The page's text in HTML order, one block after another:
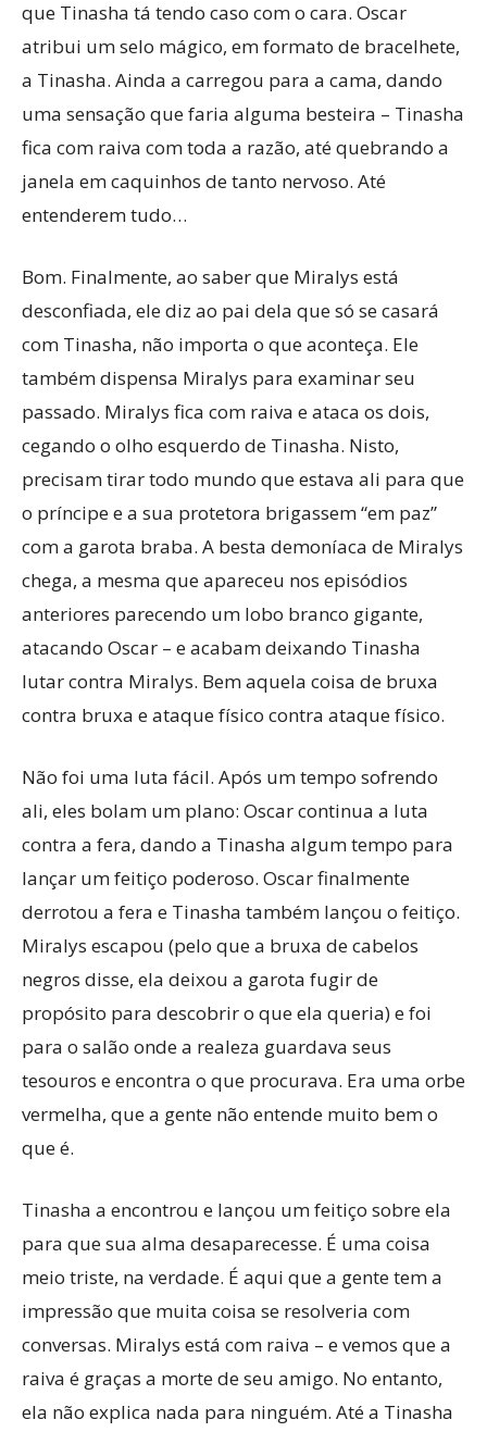
que Tinasha tá tendo caso com o cara. Oscar
atribui um selo mágico, em formato de bracelhete,
a Tinasha. Ainda a carregou para a cama, dando
uma sensação que faria alguma besteira – Tinasha
fica com raiva com toda a razão, até quebrando a
janela em caquinhos de tanto nervoso. Até
entenderem tudo…
Bom. Finalmente, ao saber que Miralys está
desconfiada, ele diz ao pai dela que só se casará
com Tinasha, não importa o que aconteça. Ele
também dispensa Miralys para examinar seu
passado. Miralys fica com raiva e ataca os dois,
cegando o olho esquerdo de Tinasha. Nisto,
precisam tirar todo mundo que estava ali para que
o príncipe e a sua protetora brigassem “em paz”
com a garota braba. A besta demoníaca de Miralys
chega, a mesma que apareceu nos episódios
anteriores parecendo um lobo branco gigante,
atacando Oscar – e acabam deixando Tinasha
lutar contra Miralys. Bem aquela coisa de bruxa
contra bruxa e ataque físico contra ataque físico.
Não foi uma luta fácil. Após um tempo sofrendo
ali, eles bolam um plano: Oscar continua a luta
contra a fera, dando a Tinasha algum tempo para
lançar um feitiço poderoso. Oscar finalmente
derrotou a fera e Tinasha também lançou o feitiço.
Miralys escapou (pelo que a bruxa de cabelos
negros disse, ela deixou a garota fugir de
propósito para descobrir o que ela queria) e foi
para o salão onde a realeza guardava seus
tesouros e encontra o que procurava. Era uma orbe
vermelha, que a gente não entende muito bem o
que é.
Tinasha a encontrou e lançou um feitiço sobre ela
para que sua alma desaparecesse. É uma coisa
meio triste, na verdade. É aqui que a gente tem a
impressão que muita coisa se resolveria com
conversas. Miralys está com raiva – e vemos que a
raiva é graças a morte de seu amigo. No entanto,
ela não explica nada para ninguém. Até a Tinasha